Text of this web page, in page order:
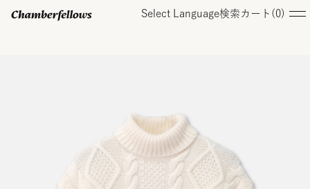
Select Language検索 カート( 0)
コレクション